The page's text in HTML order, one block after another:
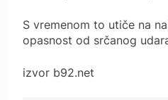
S vremenom to utiče na
opasnost od srčanog
izvor b92.net